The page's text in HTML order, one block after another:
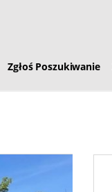
Zgłoś Poszukiwanie